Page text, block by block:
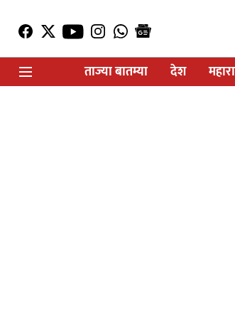
ताज्या बातम्या
देश